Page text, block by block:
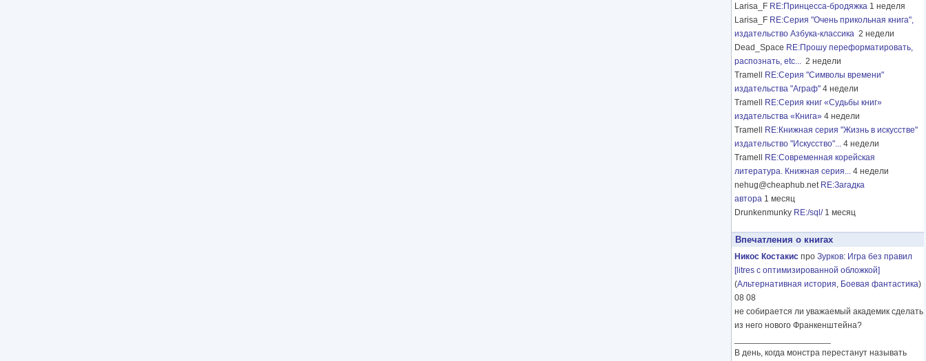
Larisa_F RE:Принцесса-бродяжка 1 неделя
Larisa_F RE:Серия "Очень прикольная книга",
издательство Азбука-классика 2 недели
Dead_Space RE:Прошу переформатировать,
распознать, etc... 2 недели
Tramell
RE:Серия "Символы времени"
издательства "Аграф" 4 недели
Tramell
RE:Серия книг «Судьбы книг»
издательства «Книга» 4 недели
Tramell
RE:Книжная серия "Жизнь в искусстве"
издательство "Искусство"... 4 недели
Tramell
RE:Современная корейская
литература. Книжная серия... 4 недели
nehug@cheaphub.net RE:Загадка
автора 1 месяц
Drunkenmunky RE:/sql/ 1 месяц
Впечатления о книгах
Никос Костакис про Зурков: Игра без правил
[litres с оптимизированной обложкой]
(Альтернативная история, Боевая фантастика)
08 08
не собирается ли уважаемый академик сделать
из него нового Франкенштейна?
В день, когда монстра перестанут называть